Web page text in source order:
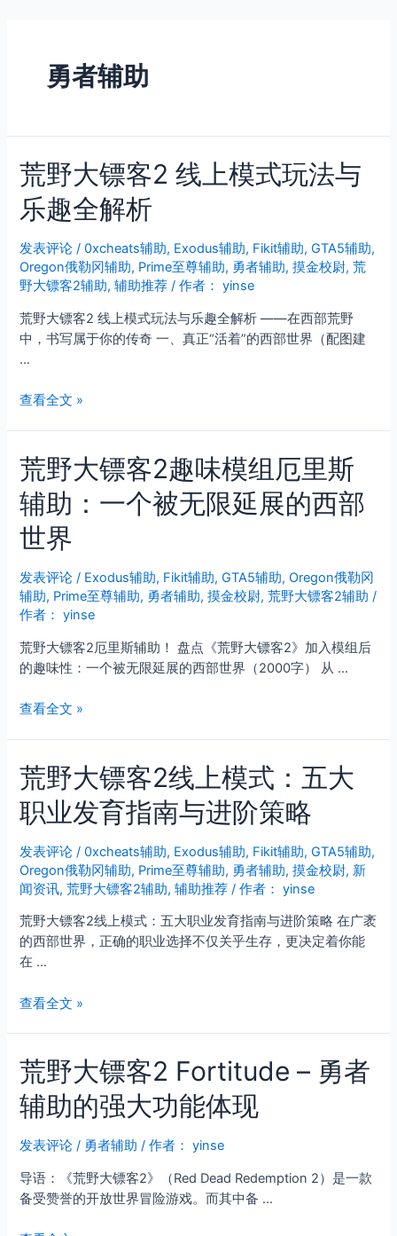
勇者辅助
荒野大镖客2 线上模式玩法与
乐趣全解析
发表评论 /0xcheats辅助, Exodus辅助, Fikit辅助,GTA5辅助,
Oregon俄勒冈辅助, Prime至尊辅助, 勇者辅助,摸金校尉,荒
野大镖客2辅助,辅助推荐 / 作者： yinse
荒野大镖客2 线上模式玩法与乐趣全解析 ——在西部荒野
中，书写属于你的传奇 一、真正“活着”的西部世界（配图建
…
荒
镖
客
2
线
上
式
玩
法
与
乐
全
查看全文 »
荒野大镖客2趣味模组厄里斯
辅助：一个被无限延展的西部
世界
发表评论 / Exodus辅助, Fikit辅助,GTA5辅助,Oregon俄勒冈
辅助, Prime至尊辅助, 勇者辅助,摸金校尉,荒野大镖客2辅助 /
作者： yinse
荒野大镖客2厄里斯辅助！ 盘点《荒野大镖客2》加入模组后
的趣味性：一个被无限延展的西部世界（2000字） 从 …
荒
镖
客
2
趣
味
模
组
厄
里
斯
辅
助：
一
个
被
无
限
延
展
的
西
部
查看全文 »
荒野大镖客2线上模式：五大
职业发育指南与进阶策略
发表评论 /0xcheats辅助, Exodus辅助, Fikit辅助,GTA5辅助,
Oregon俄勒冈辅助, Prime至尊辅助, 勇者辅助,摸金校尉, 新
闻资讯,荒野大镖客2辅助,辅助推荐 / 作者： yinse
荒野大镖客2线上模式：五大职业发育指南与进阶策略 在广袤
的西部世界，正确的职业选择不仅关乎生存，更决定着你能
在 …
荒
镖
客
2
上
式：
五
查看全文 »
荒野大镖客2 Fortitude – 勇者
辅助的强大功能体现
发表评论 / 勇者辅助 / 作者： yinse
导语：《荒野大镖客2》（Red Dead Redemption 2）是一款
备受赞誉的开放世界冒险游戏。而其中备 …